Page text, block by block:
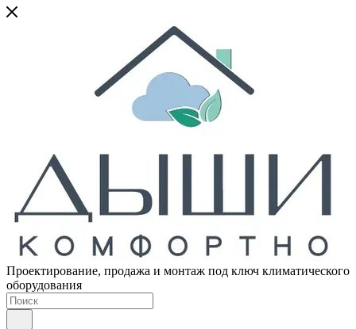
Проектирование, продажа и монтаж под ключ климатического
оборудования